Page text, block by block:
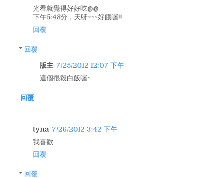
光看就覺得好好吃@@
下午5:48分，天呀~~~好餓喔!!
回覆
回覆
版主 7/25/2012 12:07 下午
這個很殺白飯喔~
回覆
tyna 7/26/2012 3:42 下午
我喜歡
回覆
回覆